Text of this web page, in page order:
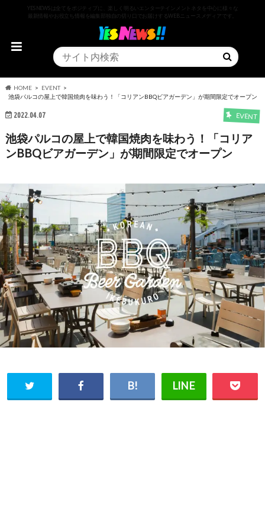
YESNEWSは全てをポジティブに、楽しく明るいエンターテインメントネタを中心に様々な
最新情報やお役立ち情報を編集部独自の切り口でお届けするWEBニュースメディアです。
HOME
EVENT
池袋パルコの屋上で韓国焼肉を味わう！「コリアンBBQビアガーデン」が期間限定でオープン
2022.04.07 EVENT
池袋パルコの屋上で韓国焼肉を味わう！「コリア
ンBBQビアガーデン」が期間限定でオープン